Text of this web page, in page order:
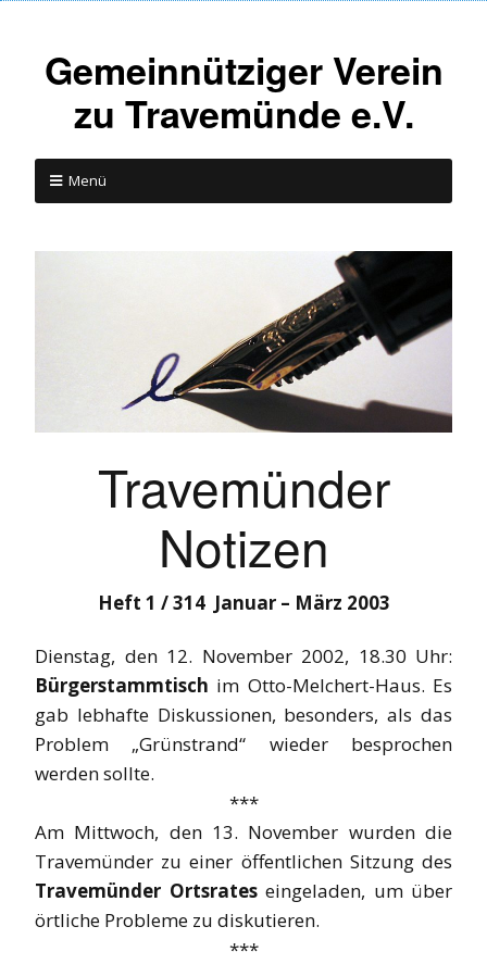
Gemeinnütziger Verein
zu Travemünde e.V.
Menü
Travemünder
Notizen
Heft 1 / 314 Januar – März 2003
Dienstag, den 12. November 2002, 18.30 Uhr:
Bürgerstammtisch im Otto-Melchert-Haus. Es
gab lebhafte Diskussionen, besonders, als das
Problem „Grünstrand“ wieder besprochen
werden sollte.
***
Am Mittwoch, den 13. November wurden die
Travemünder zu einer öffentlichen Sitzung des
Travemünder Ortsrateseingeladen, um über
örtliche Probleme zu diskutieren.
***